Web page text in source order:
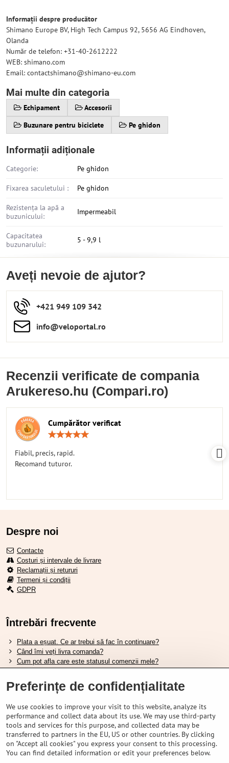
Informații despre producător
Shimano Europe BV, High Tech Campus 92, 5656 AG Eindhoven,
Olanda
Număr de telefon: +31-40-2612222
WEB: shimano.com
Email: contactshimano@shimano-eu.com
Mai multe din categoria
Echipament
Accesorii
Buzunare pentru biciclete
Pe ghidon
Informații adiționale
Categorie: Pe ghidon
Fixarea saculetului : Pe ghidon
Rezistența la apă a
buzunicului:
Impermeabil
Capacitatea
buzunarului:
5 - 9,9 l
Aveți nevoie de ajutor?
+421 949 109 342
info​​@veloportal​.ro
Recenzii verificate de compania
Arukereso.hu (Compari.ro)
Cumpărător verificat
Fiabil, precis, rapid.
Recomand tuturor.
Despre noi
Contacte
Costuri și intervale de livrare
Reclamații și retururi
Termeni și condiții
GDPR
Întrebări frecvente
Plata a eșuat. Ce ar trebui să fac în continuare?
Când îmi veți livra comanda?
Cum pot afla care este statusul comenzii mele?
Vreau să îmi schimb comanda. Cum pot face asta?
Tabela de dimensiuni pentru încălțămintea Shimano.
Cum să alegi furca amortizată potrivită?
Cum să alegi mărimea potrivită a căștii?
Ghidul pentru acumulatorii Shimano.
Înțelegerea anvelopelor tubeless Schwalbe.
Preferințe de confidențialitate
We use cookies to improve your visit to this website, analyze its
performance and collect data about its use. We may use third-party
tools and services for this purpose, and collected data may be
transferred to partners in the EU, US or other countries. By clicking
on "Accept all cookies" you express your consent to this processing.
You can find detailed information or edit your preferences below.